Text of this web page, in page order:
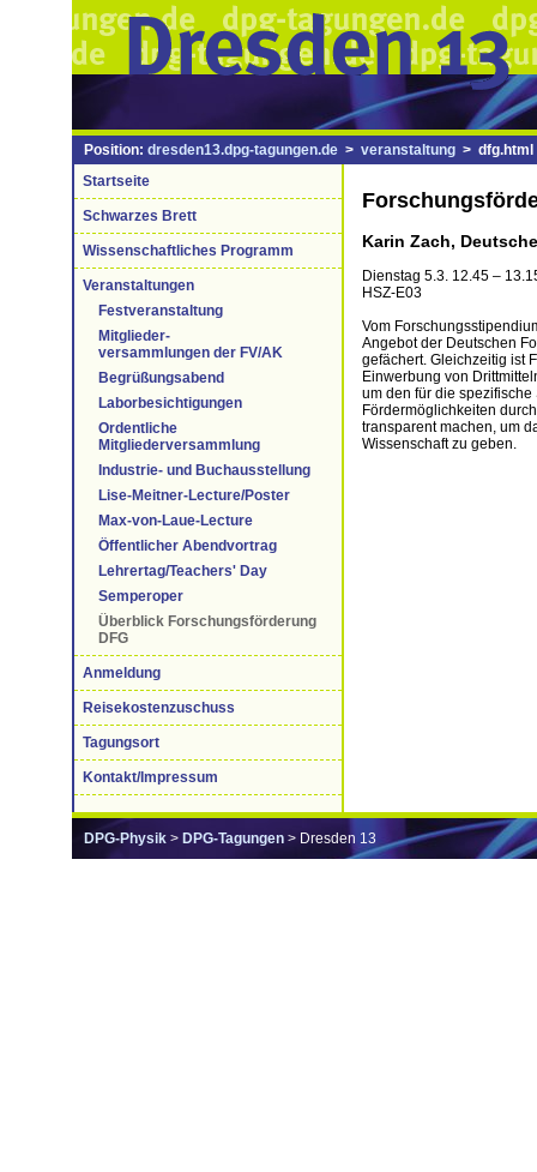
Position: dresden13.dpg-tagungen.de > veranstaltung > dfg.html
Startseite
Schwarzes Brett
Wissenschaftliches Programm
Veranstaltungen
Festveranstaltung
Mitglieder-
versammlungen der FV/AK
Begrüßungsabend
Laborbesichtigungen
Ordentliche
Mitgliederversammlung
Industrie- und Buchausstellung
Lise-Meitner-Lecture/Poster
Max-von-Laue-Lecture
Öffentlicher Abendvortrag
Lehrertag/Teachers' Day
Semperoper
Überblick Forschungsförderung
DFG
Anmeldung
Reisekostenzuschuss
Tagungsort
Kontakt/Impressum
Karin Zach,
Dienstag 5.3. 12.45 –
HSZ-E03
Vom
Angebot der Deutschen
gefächert. Gleichzeitig ist
Einwerbung von
um den für die
Fördermöglichkeiten
transparent machen, um
Wissenschaft zu geben.
DPG-Physik > DPG-Tagungen > Dresden 13